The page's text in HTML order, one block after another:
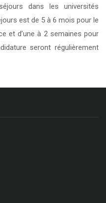
dans les universités
est de 5 à 6 mois pour le
et d’une à 2 semaines pour
seront régulièrement